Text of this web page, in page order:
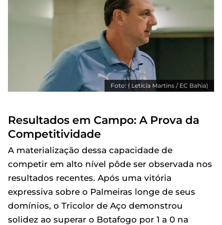
Foto: ( Letícia Martins / EC Bahia)
Resultados em Campo: A Prova da
Competitividade
A materialização dessa capacidade de
competir em alto nível pôde ser observada nos
resultados recentes. Após uma vitória
expressiva sobre o Palmeiras longe de seus
domínios, o Tricolor de Aço demonstrou
solidez ao superar o Botafogo por 1 a 0 na